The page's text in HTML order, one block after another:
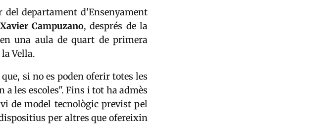
departament d'Ensenyament
Xavier Campuzano, després de la
una aula de quart de primera
Vella.
si no es poden oferir totes les
les escoles". Fins i tot ha admès
de model tecnològic previst pel
per altres que ofereixin